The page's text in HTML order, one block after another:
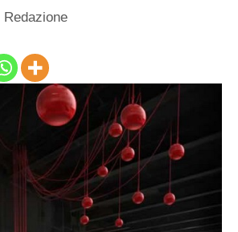
Redazione